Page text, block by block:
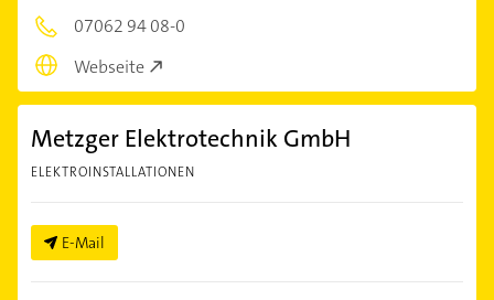
07062 94 08-0
Webseite
Metzger Elektrotechnik GmbH
ELEKTROINSTALLATIONEN
E-Mail